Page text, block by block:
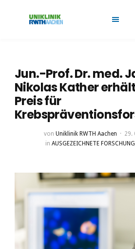
Jun.-Prof. Dr. med.
Nikolas Kather
Preis für
von Uniklinik RWTH Aachen
29.
in AUSGEZEICHNETE FORSCHUNG